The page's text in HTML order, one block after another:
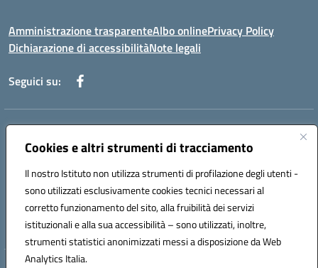
Cookies e altri strumenti di tracciamento
Il nostro Istituto non utilizza strumenti di profilazione degli utenti -
sono utilizzati esclusivamente cookies tecnici necessari al
corretto funzionamento del sito, alla fruibilità dei servizi
istituzionali e alla sua accessibilità – sono utilizzati, inoltre,
strumenti statistici anonimizzati messi a disposizione da Web
Analytics Italia.
Amministrazione trasparenteAlbo onlinePrivacy Policy
Dichiarazione di accessibilitàNote legali
Seguici su:
Indirizzo:
Centralino:089868360 Email:saic857007@istruzione.it
Codice fiscale: 80025860653
Codice meccanografico:
SAIC857007
Codice Indice delle Pubbliche Amministrazioni (IPA): istsc_saic857007